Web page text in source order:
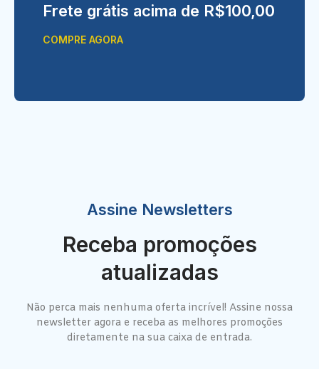
Frete grátis acima de R$100,00
COMPRE AGORA
Assine Newsletters
Receba promoções
atualizadas
Não perca mais nenhuma oferta incrível! Assine nossa
newsletter agora e receba as melhores promoções
diretamente na sua caixa de entrada.